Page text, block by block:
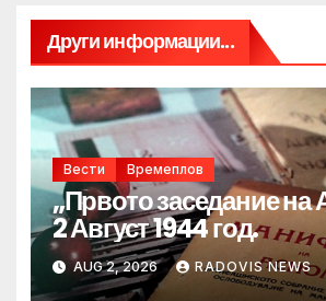
Други информации...
Вести Времеплов
„Првото заседание
2 Август 1944 год.
AUG 2, 2026 RADOVIS NEWS